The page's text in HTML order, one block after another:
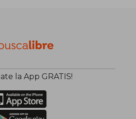
la App GRATIS!